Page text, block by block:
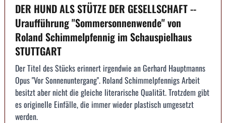
DER HUND ALS STÜTZE DER GESELLSCHAFT --
Uraufführung "Sommersonnenwende" von
Roland Schimmelpfennig im Schauspielhaus
STUTTGART
Der Titel des Stücks erinnert irgendwie an Gerhard Hauptmanns
Opus "Vor Sonnenuntergang". Roland Schimmelpfennigs Arbeit
besitzt aber nicht die gleiche literarische Qualität. Trotzdem gibt
es originelle Einfälle, die immer wieder plastisch umgesetzt
werden.